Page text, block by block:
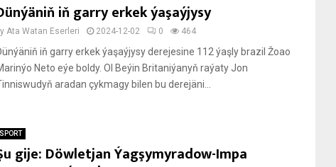
iň garry erkek ýaşaýjysy
Ata Watan Eserleri 2024-12-02 0 464
iň garry erkek ýaşaýjysy derejesine 112 ýaşly brazil Žoao
Neto eýe boldy. Ol Beýin Britaniýanyň raýaty Jon
aradan çykmagy bilen bu derejäni...
SPORT
gije: Döwletjan Ýagşymyradow-Impa